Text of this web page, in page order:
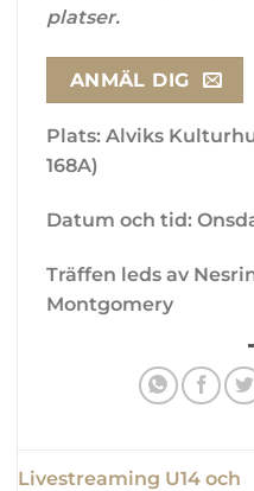
platser.
ANMÄL DIG
Plats: Alviks
168A)
Datum och tid:
Träffen leds av
Montgomery
Livestreaming U14 och